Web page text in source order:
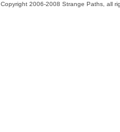
Copyright 2006-2008 Strange Paths, all